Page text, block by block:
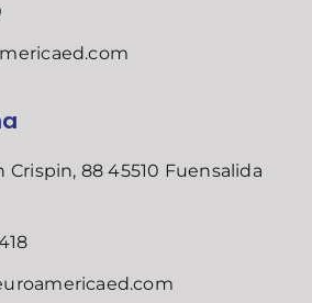
Crispin, 88 45510 Fuensalida